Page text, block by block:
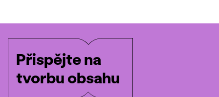
Přispějte na
tvorbu obsahu